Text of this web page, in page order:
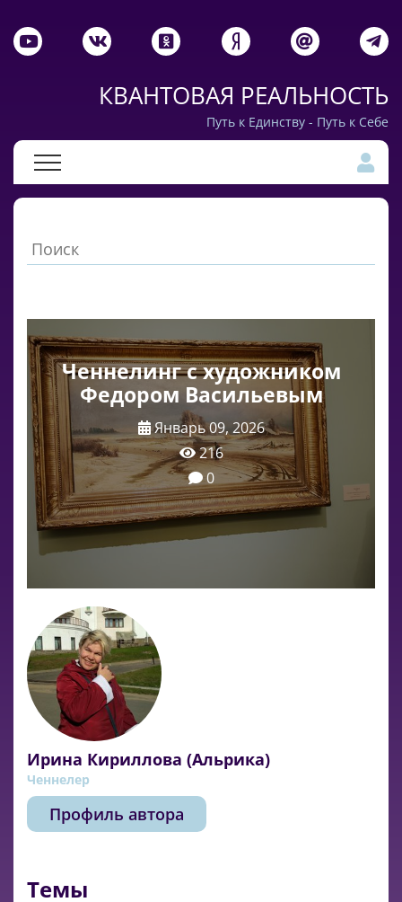
КВАНТОВАЯ РЕАЛЬНОСТЬ
Путь к Единству - Путь к Себе
Ченнелинг с художником
Федором Васильевым
Январь 09, 2026
216
0
Ирина Кириллова (Альрика)
Ченнелер
Профиль автора
Темы